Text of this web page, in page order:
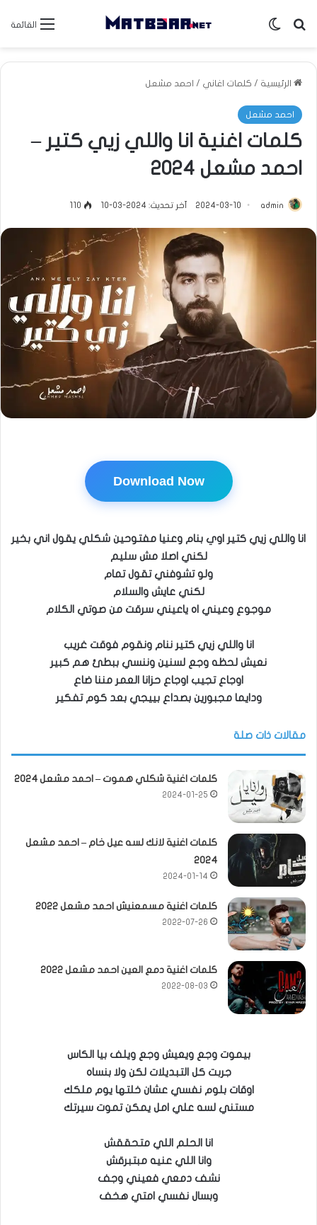
القائمة بحث عنالوضع المظلم
الرئيسية / كلمات اغاني / احمد مشعل
احمد مشعل
كلمات اغنية انا واللي زيي كتير –
احمد مشعل 2024
admin
2024-03-10 آخر تحديث: 2024-03-10 110
Download Now
انا واللي زيي كتير اوي بنام وعنيا مفتوحين شكلي يقول اني بخير
لكني اصلا مش سليم
ولو تشوفني تقول تمام
لكني عايش والسلام
موجوع وعيني اه ياعيني سرقت من صوتي الكلام
انا واللي زيي كتير ننام ونقوم فوقت غريب
نعيش لحظه وجع لسنين وننسي ببطئ هم كبير
اوجاع تجيب اوجاع حزانا العمر مننا ضاع
ودايما مجبورين بصداع بييجي بعد كوم تفكير
مقالات ذات صلة
كلمات اغنية شكلي هموت – احمد مشعل 2024
2024-01-25
كلمات اغنية لانك لسه عيل خام – احمد مشعل
2024
2024-01-14
كلمات اغنية مسمعنيش احمد مشعل 2022
2022-07-26
كلمات اغنية دمع العين احمد مشعل 2022
2022-08-03
بيموت وجع ويعيش وجع ويلف بيا الكاس
جربت كل التبديلات لكن ولا بنساه
اوقات بلوم نفسي عشان خلتها يوم ملكك
مستني لسه علي امل يمكن تموت سيرتك
انا الحلم اللي متحققش
وانا اللي عنيه مبتبرقش
نشف دمعي فعيني وجف
وبسال نفسي امتي هخف